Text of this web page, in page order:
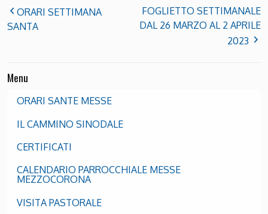
ORARI SETTIMANA
SANTA
FOGLIETTO SETTIMANALE
DAL 26 MARZO AL 2 APRILE
2023
Menu
ORARI SANTE MESSE
IL CAMMINO SINODALE
CERTIFICATI
CALENDARIO PARROCCHIALE MESSE
MEZZOCORONA
VISITA PASTORALE